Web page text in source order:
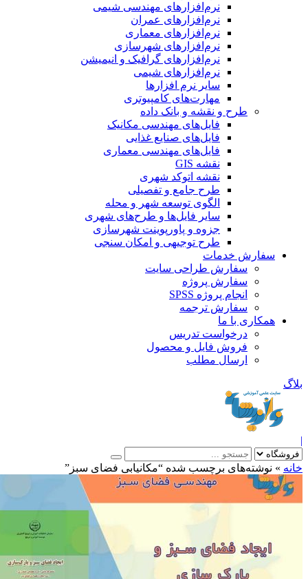
نرم‌افزارهای مهندسی شیمی
نرم‌افزارهای عمران
نرم‌افزارهای معماری
نرم‌افزارهای شهرسازی
نرم‌افزارهای گرافیک و انیمیشن
نرم‌افزارهای شیمی
سایر نرم افزارها
مهارت‌های کامپیوتری
طرح و نقشه و بانک داده
فایل‌های مهندسی مکانیک
فایل‌های صنایع غذایی
فایل‌های مهندسی معماری
نقشه GIS
نقشه اتوکد شهری
طرح جامع و تفصیلی
الگوی توسعه شهر و محله
سایر فایل‌ها و طرح‌های شهری
جزوه و پاورپوینت شهرسازی
طرح توجیهی و امکان سنجی
سفارش خدمات
سفارش طراحی سایت
سفارش پروژه
انجام پروژه SPSS
سفارش ترجمه
همکاری با ما
درخواست تدریس
فروش فایل و محصول
ارسال مطلب
»نوشته‌های برچسب شده “مکانیابی فضای سبز”